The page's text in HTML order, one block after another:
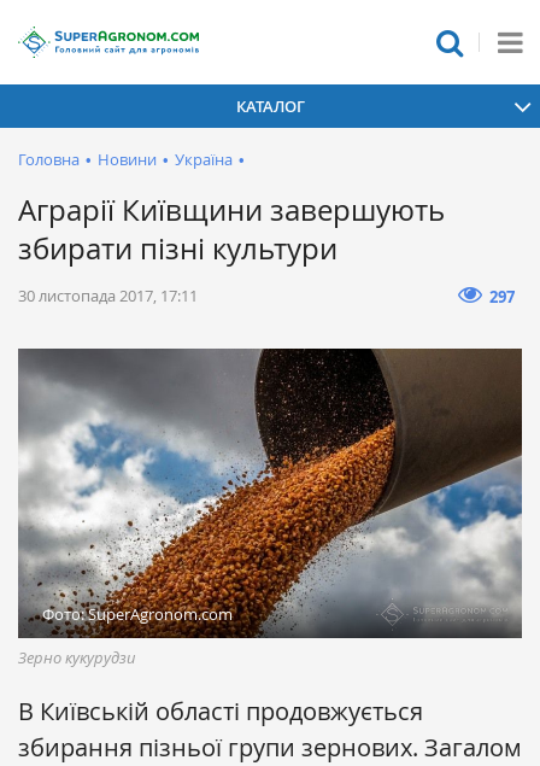
КАТАЛОГ
Головна • Новини • Україна •
Аграрії Київщини завершують
збирати пізні культури
30 листопада 2017, 17:11 297
Фото: SuperAgronom.com
Зерно кукурудзи
В Київській області продовжується
збирання пізньої групи зернових. Загалом